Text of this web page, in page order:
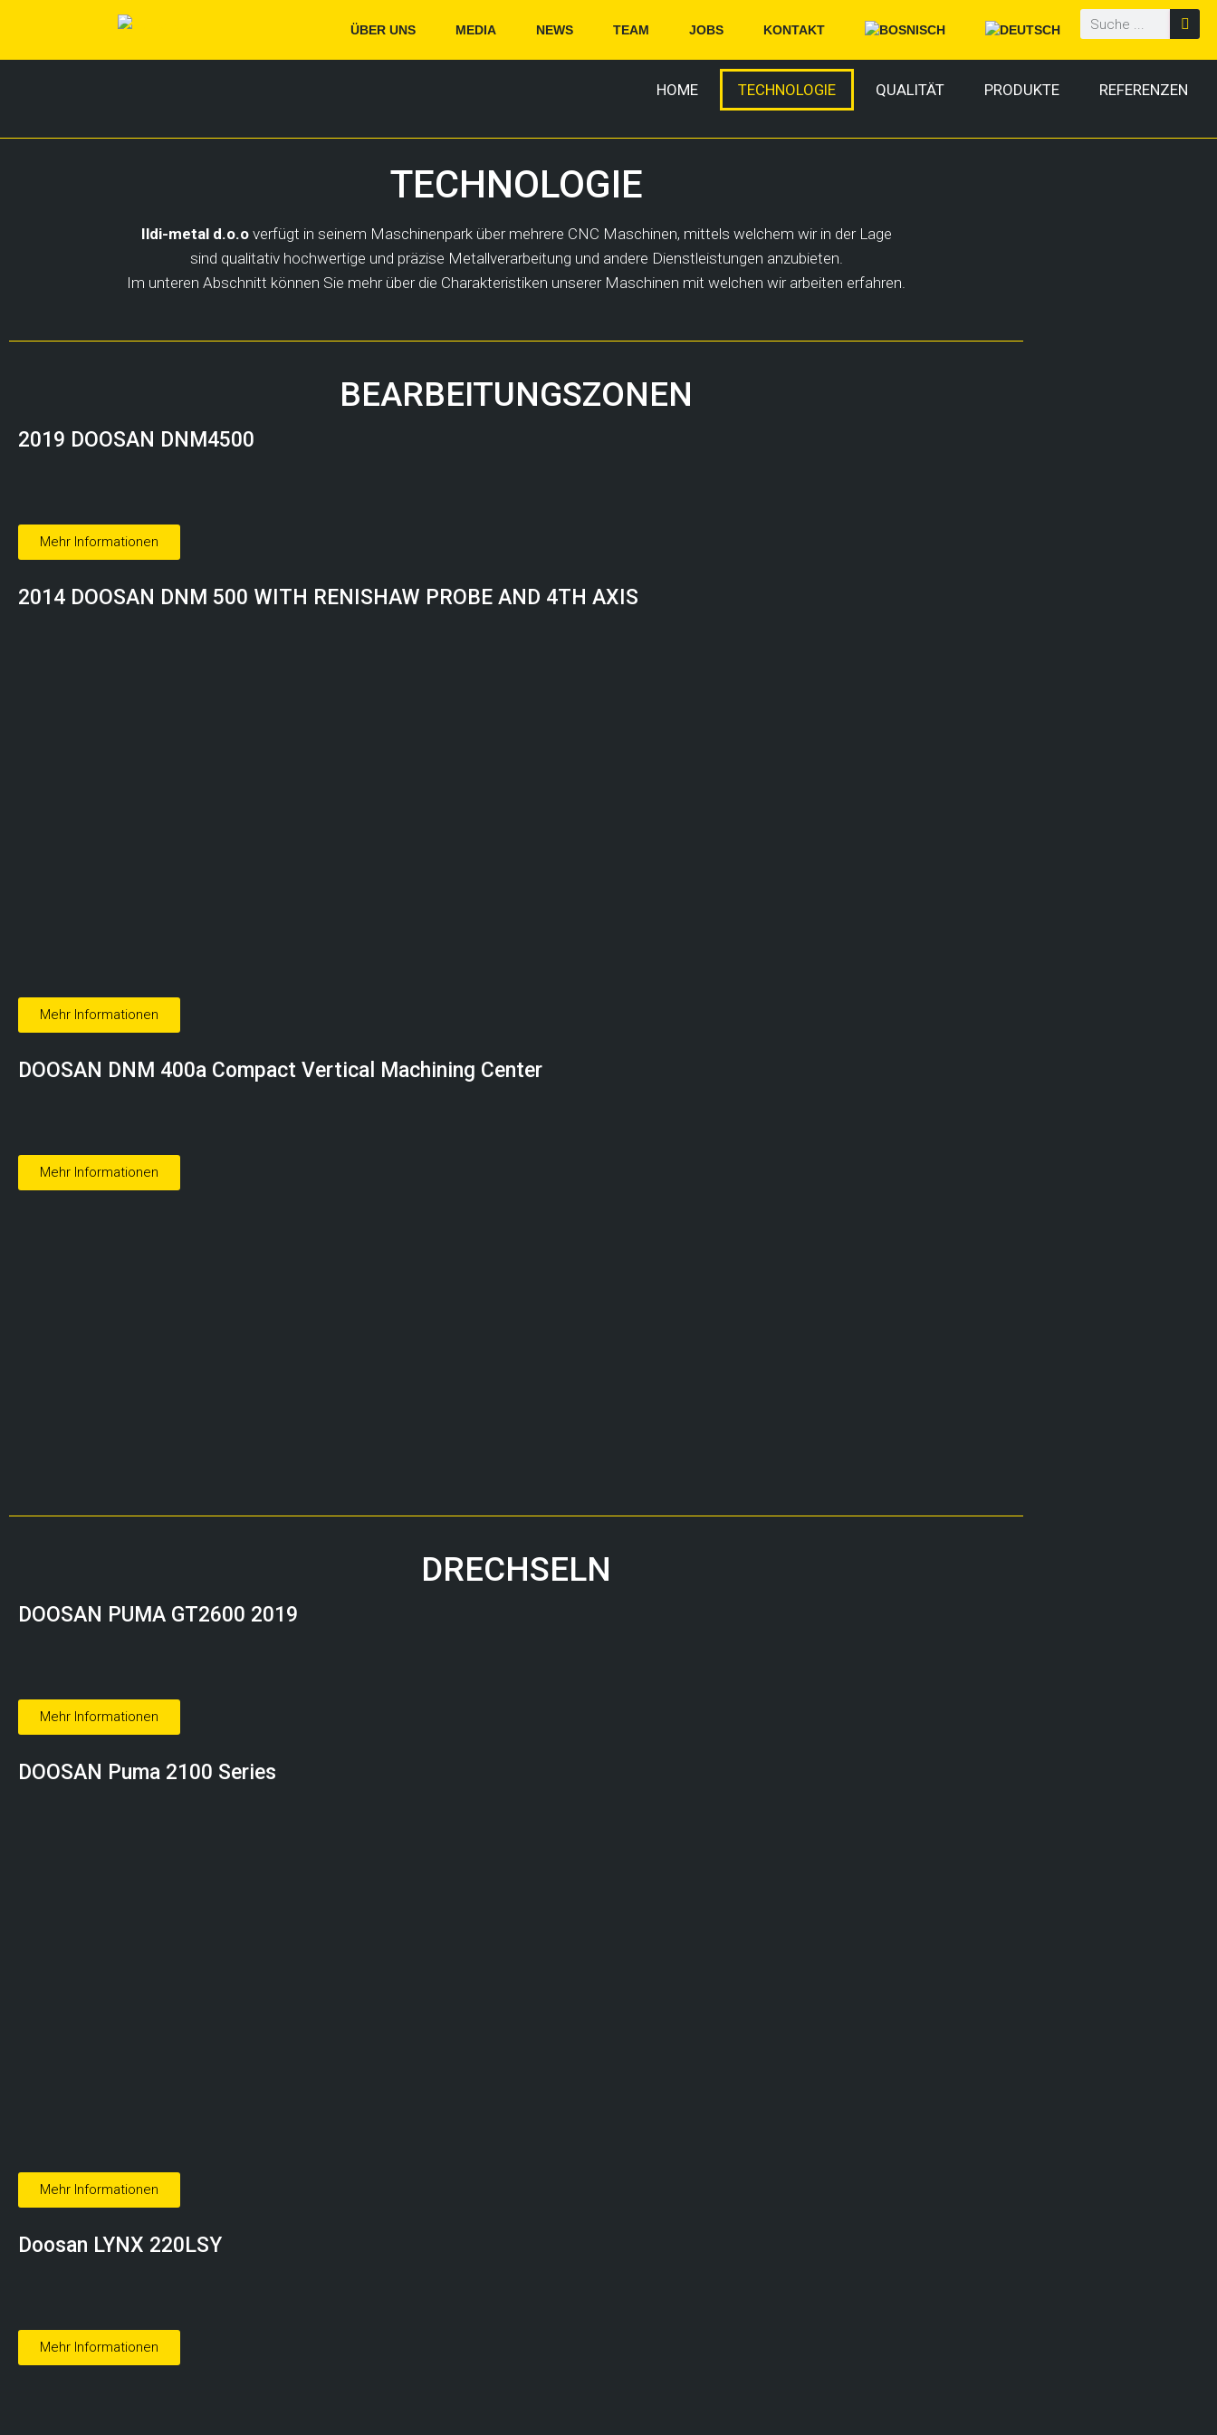
ÜBER UNS MEDIA NEWS TEAM JOBS KONTAKT
HOME TECHNOLOGIE QUALITÄT PRODUKTE REFERENZEN
TECHNOLOGIE
Ildi-metal d.o.o verfügt in seinem Maschinenpark über mehrere CNC Maschinen, mittels welchem wir in der Lage
sind qualitativ hochwertige und präzise Metallverarbeitung und andere Dienstleistungen anzubieten.
Im unteren Abschnitt können Sie mehr über die Charakteristiken unserer Maschinen mit welchen wir arbeiten erfahren.
BEARBEITUNGSZONEN
2019 DOOSAN DNM4500
Mehr Informationen
2014 DOOSAN DNM 500 WITH RENISHAW PROBE AND 4TH AXIS
Mehr Informationen
DOOSAN DNM 400a Compact Vertical Machining Center
Mehr Informationen
DRECHSELN
DOOSAN PUMA GT2600 2019
Mehr Informationen
DOOSAN Puma 2100 Series
Mehr Informationen
Doosan LYNX 220LSY
Mehr Informationen